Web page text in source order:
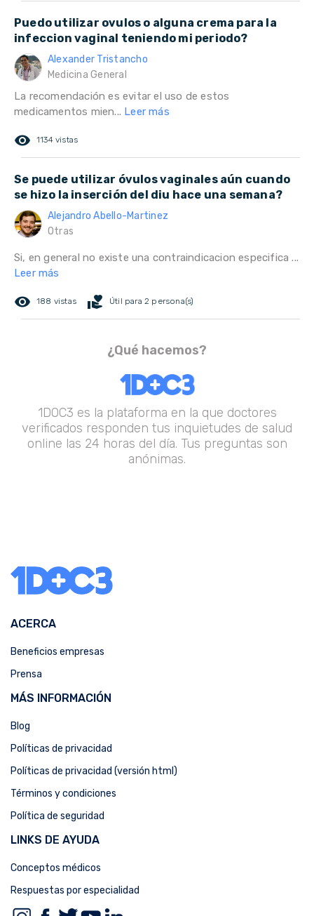
Puedo utilizar ovulos o alguna crema para la
infeccion vaginal teniendo mi periodo?
Alexander Tristancho
Medicina General
La recomendación es evitar el uso de estos
medicamentos mien... Leer más
remove_red_eye 1134 vistas
Se puede utilizar óvulos vaginales aún cuando
se hizo la inserción del diu hace una semana?
Alejandro Abello-Martinez
Otras
Si, en general no existe una contraindicacion especifica ...
Leer más
remove_red_eye 188 vistas volunteer_activism Útil para 2 persona(s)
¿Qué hacemos?
1DOC3 es la plataforma en la que doctores
verificados responden tus inquietudes de salud
online las 24 horas del día. Tus preguntas son
anónimas.
ACERCA
Beneficios empresas
Prensa
MÁS INFORMACIÓN
Blog
Políticas de privacidad
Políticas de privacidad (versión html)
Términos y condiciones
Política de seguridad
LINKS DE AYUDA
Conceptos médicos
Respuestas por especialidad